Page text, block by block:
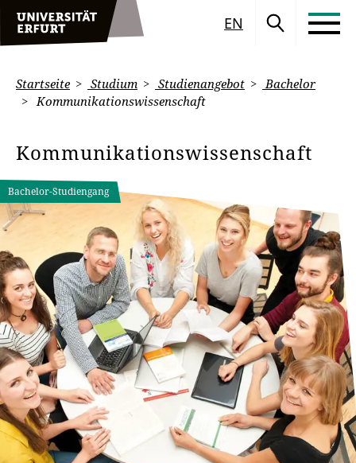
EN
Startseite Studium Studienangebot
Bachelor
Kommunikationswissenschaft
Kommunikationswissenschaft
Bachelor-Studiengang